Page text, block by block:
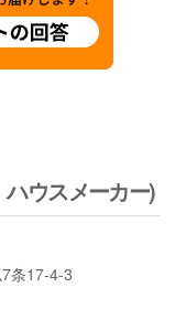
ウスメーカー)
条17-4-3